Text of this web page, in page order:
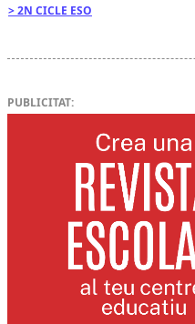
2N CICLE ESO
PUBLICITAT: